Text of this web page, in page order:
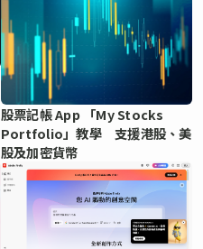
股票記帳 App 「My Stocks
Portfolio」教學 支援港股、美
股及加密貨幣